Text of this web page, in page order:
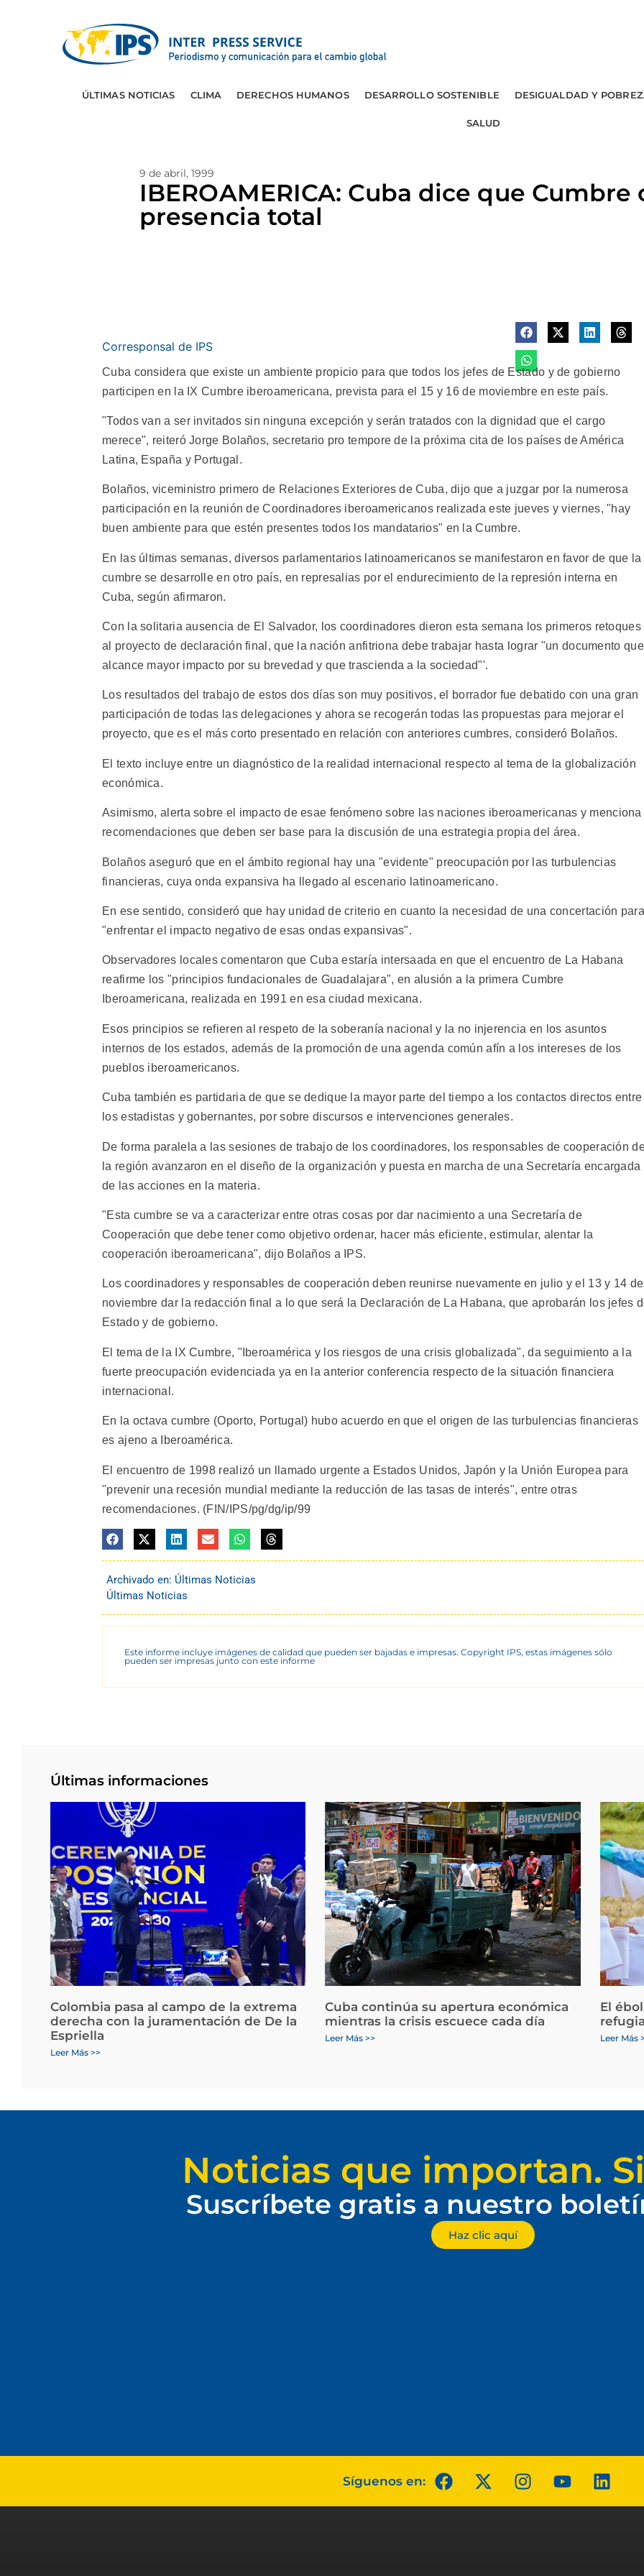
ÚLTIMAS NOTICIAS CLIMA DERECHOS HUMANOS DESARROLLO SOSTENIBLE DESIGUALDAD Y
SALUD
9 de abril, 1999
IBEROAMERICA: Cuba dice que
presencia total
Corresponsal de IPS
Cuba considera que existe un ambiente propicio para que todos los jefes de Estado y de gobierno
participen en la IX Cumbre iberoamericana, prevista para el 15 y 16 de moviembre en este país.
"Todos van a ser invitados sin ninguna excepción y serán tratados con la dignidad que el cargo
merece", reiteró Jorge Bolaños, secretario pro tempore de la próxima cita de los países de América
Latina, España y Portugal.
Bolaños, viceministro primero de Relaciones Exteriores de Cuba, dijo que a juzgar por la numerosa
participación en la reunión de Coordinadores iberoamericanos realizada este jueves y viernes, "hay
buen ambiente para que estén presentes todos los mandatarios" en la Cumbre.
En las últimas semanas, diversos parlamentarios latinoamericanos se manifestaron en favor de que la
cumbre se desarrolle en otro país, en represalias por el endurecimiento de la represión interna en
Cuba, según afirmaron.
Con la solitaria ausencia de El Salvador, los coordinadores dieron esta semana los primeros retoques
al proyecto de declaración final, que la nación anfitriona debe trabajar hasta lograr "un documento que
alcance mayor impacto por su brevedad y que trascienda a la sociedad"'.
Los resultados del trabajo de estos dos días son muy positivos, el borrador fue debatido con una gran
participación de todas las delegaciones y ahora se recogerán todas las propuestas para mejorar el
proyecto, que es el más corto presentado en relación con anteriores cumbres, consideró Bolaños.
El texto incluye entre un diagnóstico de la realidad internacional respecto al tema de la globalización
económica.
Asimismo, alerta sobre el impacto de esae fenómeno sobre las naciones iberoamericanas y menciona
recomendaciones que deben ser base para la discusión de una estrategia propia del área.
Bolaños aseguró que en el ámbito regional hay una "evidente" preocupación por las turbulencias
financieras, cuya onda expansiva ha llegado al escenario latinoamericano.
En ese sentido, consideró que hay unidad de criterio en cuanto la necesidad de una concertación para
"enfrentar el impacto negativo de esas ondas expansivas".
Observadores locales comentaron que Cuba estaría intersaada en que el encuentro de La Habana
reafirme los "principios fundacionales de Guadalajara", en alusión a la primera Cumbre
Iberoamericana, realizada en 1991 en esa ciudad mexicana.
Esos principios se refieren al respeto de la soberanía nacional y la no injerencia en los asuntos
internos de los estados, además de la promoción de una agenda común afín a los intereses de los
pueblos iberoamericanos.
Cuba también es partidaria de que se dedique la mayor parte del tiempo a los contactos directos entre
los estadistas y gobernantes, por sobre discursos e intervenciones generales.
De forma paralela a las sesiones de trabajo de los coordinadores, los responsables de cooperación
la región avanzaron en el diseño de la organización y puesta en marcha de una Secretaría encargada
de las acciones en la materia.
"Esta cumbre se va a caracterizar entre otras cosas por dar nacimiento a una Secretaría de
Cooperación que debe tener como objetivo ordenar, hacer más eficiente, estimular, alentar la
cooperación iberoamericana", dijo Bolaños a IPS.
Los coordinadores y responsables de cooperación deben reunirse nuevamente en julio y el 13 y 14 de
noviembre dar la redacción final a lo que será la Declaración de La Habana, que aprobarán los jefes
Estado y de gobierno.
El tema de la IX Cumbre, "Iberoamérica y los riesgos de una crisis globalizada", da seguimiento a la
fuerte preocupación evidenciada ya en la anterior conferencia respecto de la situación financiera
internacional.
En la octava cumbre (Oporto, Portugal) hubo acuerdo en que el origen de las turbulencias financieras
es ajeno a Iberoamérica.
El encuentro de 1998 realizó un llamado urgente a Estados Unidos, Japón y la Unión Europea para
"prevenir una recesión mundial mediante la reducción de las tasas de interés", entre otras
recomendaciones. (FIN/IPS/pg/dg/ip/99
Archivado en: Últimas Noticias
Últimas Noticias
Este informe incluye imágenes de calidad que pueden ser bajadas e impresas. Copyright IPS, estas imágenes sólo
pueden ser impresas junto con este informe
Últimas informaciones
Colombia pasa al campo de la extrema
derecha con la juramentación de De la
Espriella
Leer Más >>
Cuba continúa su apertura económica
mientras la crisis escuece cada día
Leer Más >>
El
Leer Más
Noticias que importan.
Suscríbete gratis a nuestro
Haz clic aquí
Síguenos en: